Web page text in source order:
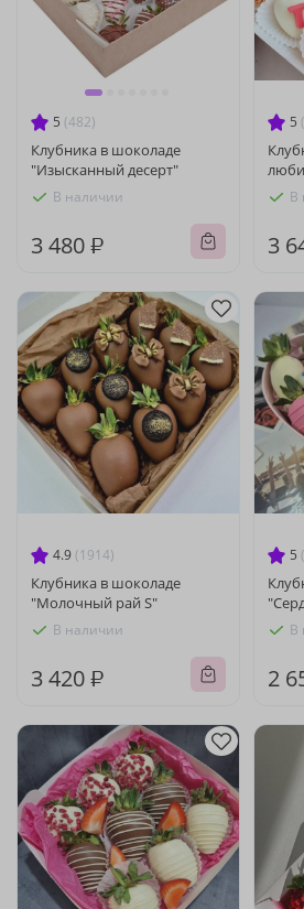
5 (482)
Клубника в шоколаде
"Изысканный десерт"
В наличии
3 480 ₽
5
В
3
4.9 (1914)
Клубника в шоколаде
"Молочный рай S"
В наличии
3 420 ₽
5
В
2